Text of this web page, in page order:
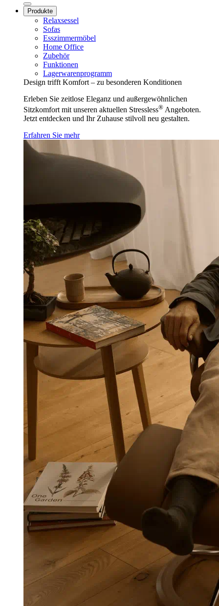
Produkte
Relaxsessel
Sofas
Esszimmermöbel
Home Office
Zubehör
Funktionen
Lagerwarenprogramm
Design trifft Komfort – zu besonderen Konditionen
Erleben Sie zeitlose Eleganz und außergewöhnlichen
Sitzkomfort mit unseren aktuellen Stressless® Angeboten.
Jetzt entdecken und Ihr Zuhause stilvoll neu gestalten.
Erfahren Sie mehr